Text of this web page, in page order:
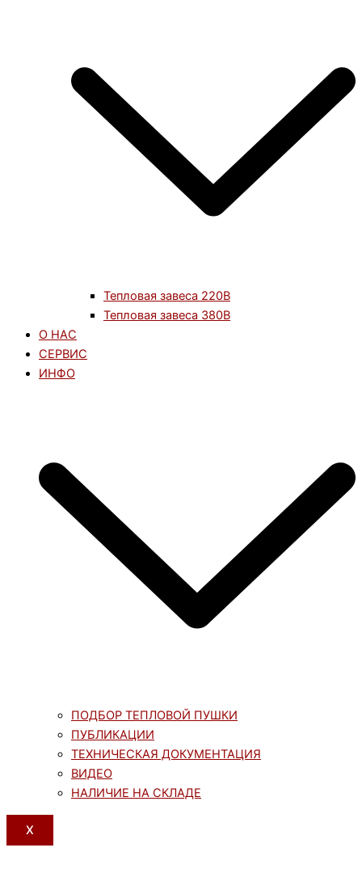
Тепловая завеса 220В
Тепловая завеса 380В
О НАС
СЕРВИС
ИНФО
ПОДБОР ТЕПЛОВОЙ ПУШКИ
ПУБЛИКАЦИИ
ТЕХНИЧЕСКАЯ ДОКУМЕНТАЦИЯ
ВИДЕО
НАЛИЧИЕ НА СКЛАДЕ
X